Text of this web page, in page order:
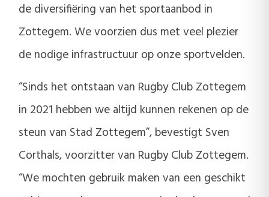
de diversifiëring van het sportaanbod in
Zottegem. We voorzien dus met veel plezier
de nodige infrastructuur op onze sportvelden.
“Sinds het ontstaan van Rugby Club Zottegem
in 2021 hebben we altijd kunnen rekenen op de
steun van Stad Zottegem”, bevestigt Sven
Corthals, voorzitter van Rugby Club Zottegem.
“We mochten gebruik maken van een geschikt